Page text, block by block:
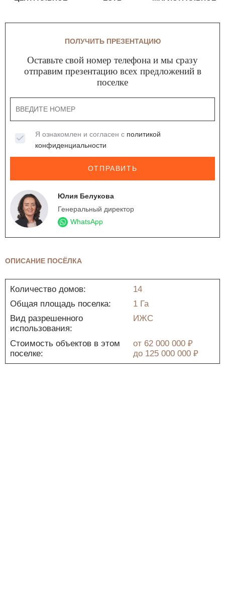
ПОЛУЧИТЬ ПРЕЗЕНТАЦИЮ
Оставьте свой номер телефона и мы сразу
отправим презентацию всех предложений в
поселке
Я ознакомлен и согласен с политикой
конфиденциальности
ОТПРАВИТЬ
Юлия Белукова
Генеральный директор
WhatsApp
ОПИСАНИЕ ПОСЁЛКА
Количество домов:
14
Общая площадь поселка:
1 Га
Вид разрешенного
использования:
ИЖС
Стоимость объектов в этом
поселке:
от 62 000 000 ₽
до 125 000 000 ₽